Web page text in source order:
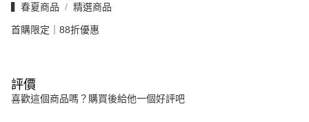
▍春夏商品 精選商品
首購限定｜88折優惠
評價
喜歡這個商品嗎？購買後給他一個好評吧